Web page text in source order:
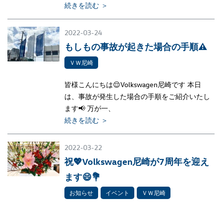
続きを読む ＞
2022-03-24
もしもの事故が起きた場合の手順⚠
ＶＷ尼崎
皆様こんにちは😌Volkswagen尼崎です 本日
は、事故が発生した場合の手順をご紹介いたし
ます📢 万が一、
続きを読む ＞
2022-03-22
祝💖Volkswagen尼崎が7周年を迎え
ます😄💐
お知らせ イベント ＶＷ尼崎